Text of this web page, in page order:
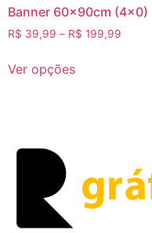
Banner 60x90cm (4×0)
R$ 39,99 – R$ 199,99
Ver opções